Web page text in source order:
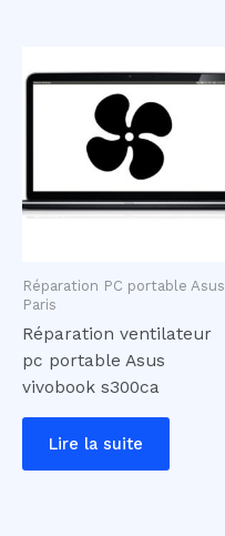
Réparation PC portable Asus
Paris
Réparation ventilateur
pc portable Asus
vivobook s300ca
Lire la suite